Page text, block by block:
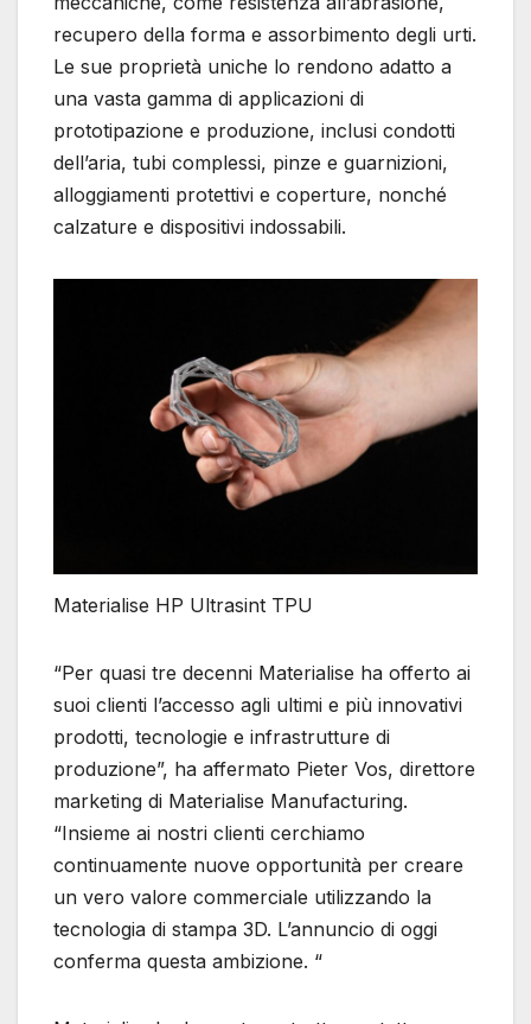
recupero della forma e assorbimento degli urti.
Le sue proprietà uniche lo rendono adatto a
una vasta gamma di applicazioni di
prototipazione e produzione, inclusi condotti
dell’aria, tubi complessi, pinze e guarnizioni,
alloggiamenti protettivi e coperture, nonché
calzature e dispositivi indossabili.
Materialise HP Ultrasint TPU
“Per quasi tre decenni Materialise ha offerto ai
suoi clienti l’accesso agli ultimi e più innovativi
prodotti, tecnologie e infrastrutture di
produzione”, ha affermato Pieter Vos, direttore
marketing di Materialise Manufacturing.
“Insieme ai nostri clienti cerchiamo
continuamente nuove opportunità per creare
un vero valore commerciale utilizzando la
tecnologia di stampa 3D. L’annuncio di oggi
conferma questa ambizione. “